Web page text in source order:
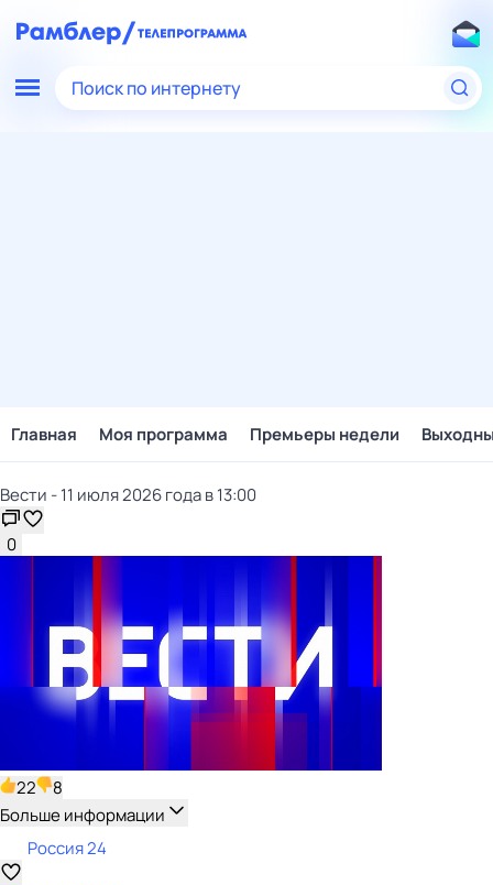
Поиск по интернету
Главная Моя программа Премьеры недели
Вести - 11 июля 2026 года в 13:00
0
22
8
Больше информации
Россия 24